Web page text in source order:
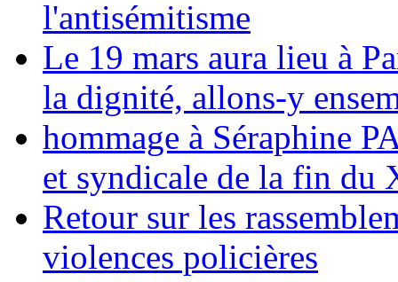
l'antisémitisme
Le 19 mars aura lieu à
la dignité, allons-y
hommage à Séraphine
et syndicale de la fin du
Retour sur les
violences policières